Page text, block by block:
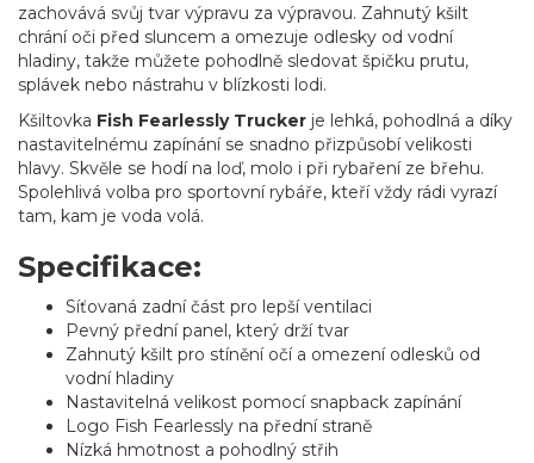
zachovává svůj tvar výpravu za výpravou. Zahnutý kšilt
chrání oči před sluncem a omezuje odlesky od vodní
hladiny, takže můžete pohodlně sledovat špičku prutu,
splávek nebo nástrahu v blízkosti lodi.
Kšiltovka Fish Fearlessly Trucker je lehká, pohodlná a díky
nastavitelnému zapínání se snadno přizpůsobí velikosti
hlavy. Skvěle se hodí na loď, molo i při rybaření ze břehu.
Spolehlivá volba pro sportovní rybáře, kteří vždy rádi vyrazí
tam, kam je voda volá.
Specifikace:
Síťovaná zadní část pro lepší ventilaci
Pevný přední panel, který drží tvar
Zahnutý kšilt pro stínění očí a omezení odlesků od
vodní hladiny
Nastavitelná velikost pomocí snapback zapínání
Logo Fish Fearlessly na přední straně
Nízká hmotnost a pohodlný střih